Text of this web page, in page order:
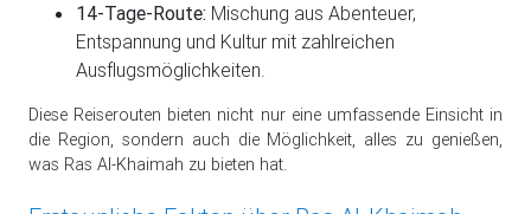
14-Tage-Route: Mischung aus Abenteuer,
Entspannung und Kultur mit zahlreichen
Ausflugsmöglichkeiten.
Diese Reiserouten bieten nicht nur eine umfassende Einsicht in
die Region, sondern auch die Möglichkeit, alles zu genießen,
was Ras Al-Khaimah zu bieten hat.